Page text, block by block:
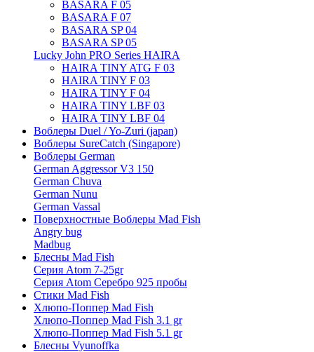
BASARA F 05
BASARA F 07
BASARA SP 04
BASARA SP 05
Lucky John PRO Series HAIRA
HAIRA TINY ATG F 03
HAIRA TINY F 03
HAIRA TINY F 04
HAIRA TINY LBF 03
HAIRA TINY LBF 04
Воблеры Duel / Yo-Zuri (japan)
Воблеры SureCatch (Singapore)
Воблеры German
German Aggressor V3 150
German Chuva
German Nunu
German Vassal
Поверхностные Воблеры Mad Fish
Angry bug
Madbug
Блесны Mad Fish
Серия Atom 7-25gr
Серия Atom Серебро 925 пробы
Стики Mad Fish
Хлюпо-Поппер Mad Fish
Хлюпо-Поппер Mad Fish 3.1 gr
Хлюпо-Поппер Mad Fish 5.1 gr
Блесны Vyunoffka